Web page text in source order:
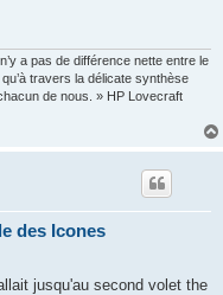
a pas de différence nette entre le
travers la délicate synthèse
de nous. » HP Lovecraft
des Icones
jusqu'au second volet the